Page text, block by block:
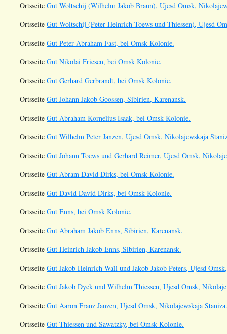
Ortsseite Gut Woltschij (Wilhelm Jakob Braun), Ujesd Omsk,
Ortsseite Gut Woltschij (Peter Heinrich Toews und Thiessen), Ujesd
Ortsseite Gut Peter Abraham Fast, bei Omsk Kolonie.
Ortsseite Gut Nikolai Friesen, bei Omsk Kolonie.
Ortsseite Gut Gerhard Gerbrandt, bei Omsk Kolonie.
Ortsseite Gut Johann Jakob Goossen, Sibirien, Karenansk.
Ortsseite Gut Abraham Kornelius Isaak, bei Omsk Kolonie.
Ortsseite Gut Wilhelm Peter Janzen, Ujesd Omsk, Nikolajewskaja
Ortsseite Gut Johann Toews und Gerhard Reimer, Ujesd Omsk,
Ortsseite Gut Abram David Dirks, bei Omsk Kolonie.
Ortsseite Gut David David Dirks, bei Omsk Kolonie.
Ortsseite Gut Enns, bei Omsk Kolonie.
Ortsseite Gut Abraham Jakob Enns, Sibirien, Karenansk.
Ortsseite Gut Heinrich Jakob Enns, Sibirien, Karenansk.
Ortsseite Gut Jakob Heinrich Wall und Jakob Jakob Peters, Ujesd
Ortsseite Gut Jakob Dyck und Wilhelm Thiessen, Ujesd Omsk,
Ortsseite Gut Aaron Franz Janzen, Ujesd Omsk, Nikolajewskaja Staniza.
Ortsseite Gut Thiessen und Sawatzky, bei Omsk Kolonie.